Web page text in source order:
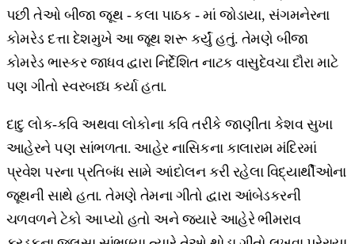
પછી તેઓ બીજા જૂથ - કલા પાઠક - માં જોડાયા, સંગમનેરના
કોમરેડ દત્તા દેશમુખે આ જૂથ શરૂ કર્યું હતું. તેમણે બીજા
કોમરેડ ભાસ્કર જાધવ દ્વારા નિર્દેશિત નાટક વાસુદેવચા દૌરા માટે
પણ ગીતો સ્વરબધ્ધ કર્યા હતા.
દાદુ લોક-કવિ અથવા લોકોના કવિ તરીકે જાણીતા કેશવ સુખા
આહેરને પણ સાંભળતા. આહેર નાસિકના કાલારામ મંદિરમાં
પ્રવેશ પરના પ્રતિબંધ સામે આંદોલન કરી રહેલા વિદ્યાર્થીઓના
જૂથની સાથે હતા. તેમણે તેમના ગીતો દ્વારા આંબેડકરની
ચળવળને ટેકો આપ્યો હતો અને જ્યારે આહેરે ભીમરાવ